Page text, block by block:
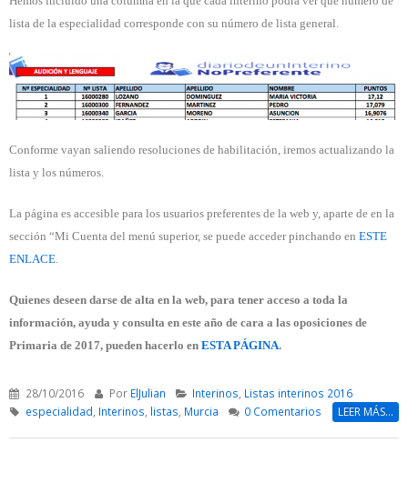
lista de la especialidad corresponde con su número de lista general.
Conforme vayan saliendo resoluciones de habilitación, iremos actualizando la
lista y los números.
La página es accesible para los usuarios preferentes de la web y, aparte de en la
sección “Mi Cuenta del menú superior, se puede acceder pinchando en ESTE
ENLACE.
Quienes deseen darse de alta en la web, para tener acceso a toda la
información, ayuda y consulta en este año de cara a las oposiciones de
Primaria de 2017, pueden hacerlo en ESTA PÁGINA.
28/10/2016 Por ElJulian Interinos Listas interinos 2016
especialidad Interinos listas Murcia 0 Comentarios LEER MÁS...